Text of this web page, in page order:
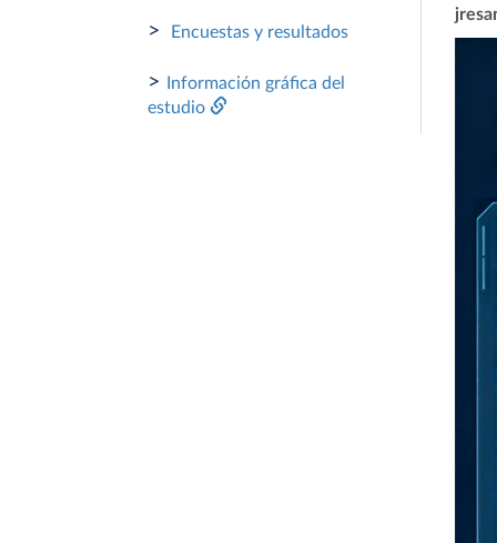
> Encuestas y resultados
>
Información gráfica del
estudio